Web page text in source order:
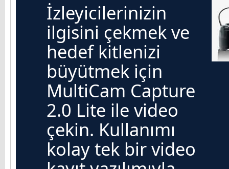
İzleyicilerinizin
ilgisini çekmek ve
hedef kitlenizi
büyütmek için
MultiCam Capture
2.0 Lite ile video
çekin. Kullanımı
kolay tek bir video